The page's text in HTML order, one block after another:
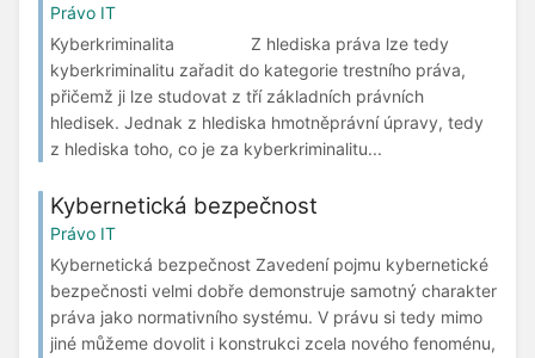
Právo IT
Kyberkriminalita Z hlediska práva lze tedy
kyberkriminalitu zařadit do kategorie trestního práva,
přičemž ji lze studovat z tří základních právních
hledisek. Jednak z hlediska hmotněprávní úpravy, tedy
z hlediska toho, co je za kyberkriminalitu...
Kybernetická bezpečnost
Právo IT
Kybernetická bezpečnost Zavedení pojmu kybernetické
bezpečnosti velmi dobře demonstruje samotný charakter
práva jako normativního systému. V právu si tedy mimo
jiné můžeme dovolit i konstrukci zcela nového fenoménu,